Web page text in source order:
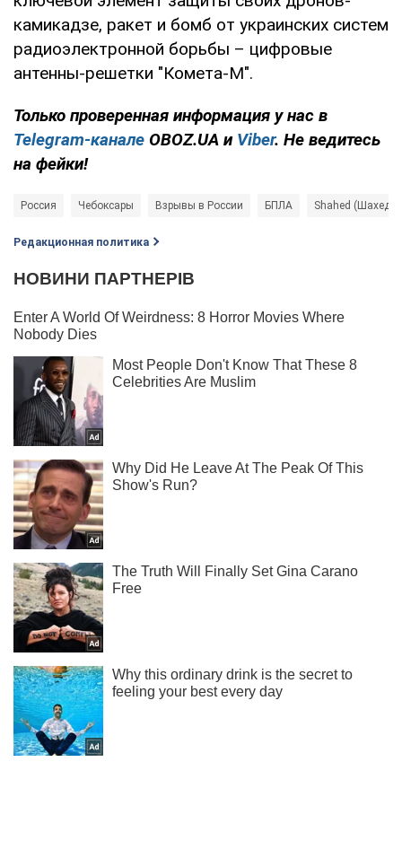
камикадзе, ракет и бомб от украинских систем
радиоэлектронной борьбы – цифровые
антенны-решетки "Комета-М".
Только проверенная информация у нас в
Telegram-канале OBOZ.UA и Viber. Не ведитесь
на фейки!
Россия Чебоксары Взрывы в России БПЛА Shahed (Шахед)
Редакционная политика